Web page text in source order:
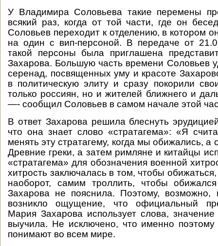
У Владимира Соловьева такие перемены
всякий раз, когда от той части, где он
Соловьев переходит к отделению, в котором
на один с вип-персоной. В передаче от
такой персоны была приглашена
Захарова. Большую часть времени Соловьев
серенад, посвященных уму и красоте
в политическую элиту и сразу покорили
только россиян, но и жителей ближнего и
—- сообщил Соловьев в самом начале этой
В ответ Захарова решила блеснуть
что она знает слово «стратагема»: «Я
менять эту стратагему, когда мы обижались, а
Древние греки, а затем римляне и китайцы
«стратагема» для обозначения военной
хитрость заключалась в том, чтобы обижаться,
наоборот, самим троллить, чтобы
Захарова не пояснила. Поэтому,
возникло ощущение, что официальный
Мария Захарова использует слова,
выучила. Не исключено, что именно
понимают во всем мире.